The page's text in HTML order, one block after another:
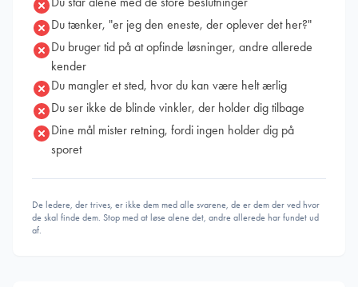
Du tænker, "er jeg den eneste, der oplever det her?"
Du bruger tid på at opfinde løsninger, andre allerede
kender
Du mangler et sted, hvor du kan være helt ærlig
Du ser ikke de blinde vinkler, der holder dig tilbage
Dine mål mister retning, fordi ingen holder dig på
sporet
De ledere, der trives, er ikke dem med alle svarene, de er dem der ved hvor
de skal finde dem. Stop med at løse alene det, andre allerede har fundet ud
af.